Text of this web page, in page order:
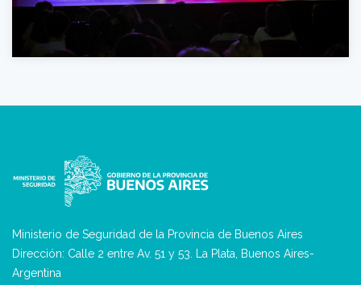
Ministerio de Seguridad de la Provincia de Buenos Aires
Dirección: Calle 2 entre Av. 51 y 53. La Plata, Buenos Aires-
Argentina